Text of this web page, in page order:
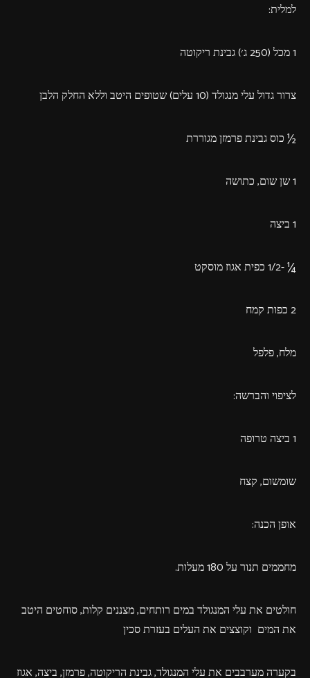
למלית:
1 מכל (250 ג׳) גבינת ריקוטה
צרור גדול עלי מנגולד (10 עלים) שטופים היטב וללא החלק הלבן
½ כוס גבינת פרמזן מגוררת
1 שן שום, כתושה
1 ביצה
¼ -1/2 כפית אגוז מוסקט
2 כפות קמח
מלח, פלפל
לציפוי והברשה:
1 ביצה טרופה
שומשום, קצח
אופן הכנה:
מחממים תנור על 180 מעלות.
חולטים את עלי המנגולד במים רותחים, מצננים קלות, סוחטים היטב
את המים וקוצצים את העלים בעזרת סכין
בקערה מערבבים את עלי המנגולד, גבינת הריקוטה, פרמזן, ביצה, אגוז